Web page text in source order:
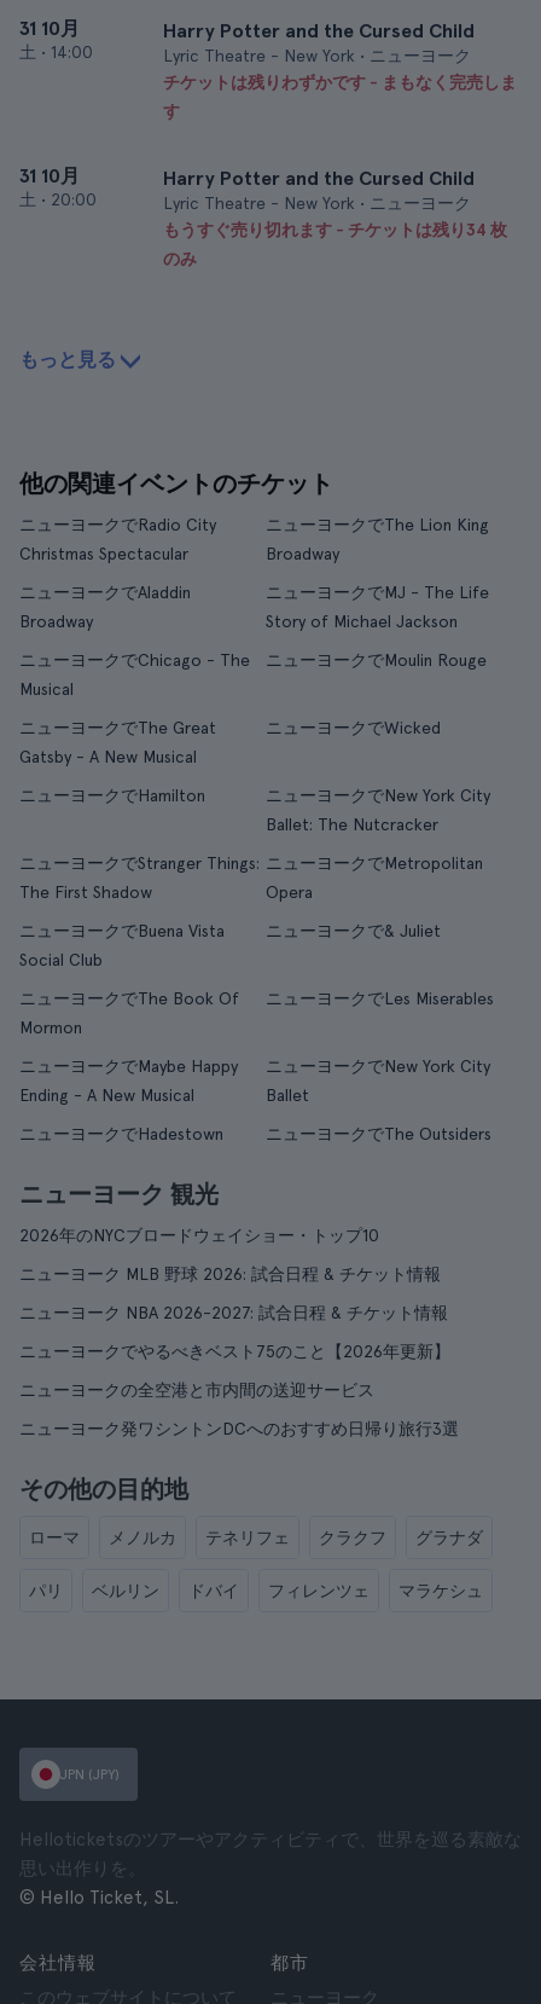
31 10月
土 • 14:00
Harry Potter and the Cursed Child
Lyric Theatre - New York • ニューヨーク
チケットは残りわずかです - まもなく完売しま
す
31 10月
土 • 20:00
Harry Potter and the Cursed Child
Lyric Theatre - New York • ニューヨーク
もうすぐ売り切れます - チケットは残り34 枚
のみ
もっと見る
他の関連イベントのチケット
ニューヨークでRadio City
Christmas Spectacular
ニューヨークでThe Lion King
Broadway
ニューヨークでAladdin
Broadway
ニューヨークでMJ - The Life
Story of Michael Jackson
ニューヨークでChicago - The
Musical
ニューヨークでMoulin Rouge
ニューヨークでThe Great
Gatsby - A New Musical
ニューヨークでWicked
ニューヨークでHamilton
ニューヨークでNew York City
Ballet: The Nutcracker
ニューヨークでStranger Things:
The First Shadow
ニューヨークでMetropolitan
Opera
ニューヨークでBuena Vista
Social Club
ニューヨークで& Juliet
ニューヨークでThe Book Of
Mormon
ニューヨークでLes Miserables
ニューヨークでMaybe Happy
Ending - A New Musical
ニューヨークでNew York City
Ballet
ニューヨークでHadestown
ニューヨークでThe Outsiders
ニューヨーク 観光
2026年のNYCブロードウェイショー・トップ10
ニューヨーク MLB 野球 2026: 試合日程 & チケット情報
ニューヨーク NBA 2026-2027: 試合日程 & チケット情報
ニューヨークでやるべきベスト75のこと【2026年更新】
ニューヨークの全空港と市内間の送迎サービス
ニューヨーク発ワシントンDCへのおすすめ日帰り旅行3選
その他の目的地
ローマ メノルカ テネリフェ クラクフ グラナダ
パリ ベルリン ドバイ フィレンツェ マラケシュ
JPN (JPY)
Helloticketsのツアーやアクティビティで、世界を巡る素敵な
思い出作りを。
© Hello Ticket, SL.
会社情報
このウェブサイトについて
都市
ニューヨーク